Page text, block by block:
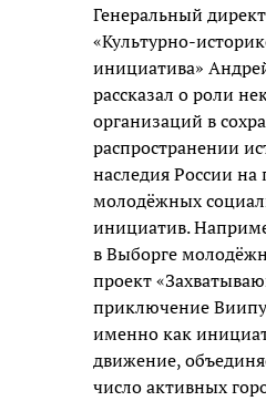
Генеральный
«Культурно-
инициатива»
рассказал о роли
организаций в
распространении
наследия России
молодёжных
инициатив.
в Выборге
проект
приключение
именно как
движение,
число активных